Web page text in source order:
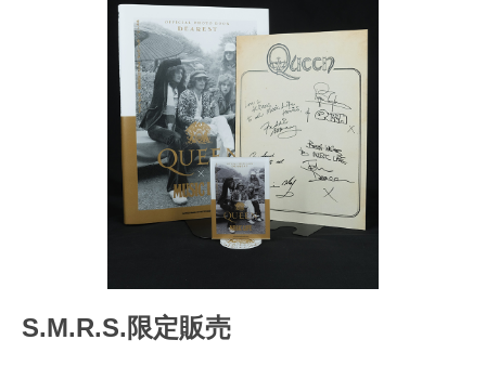
S.M.R.S.限定販売